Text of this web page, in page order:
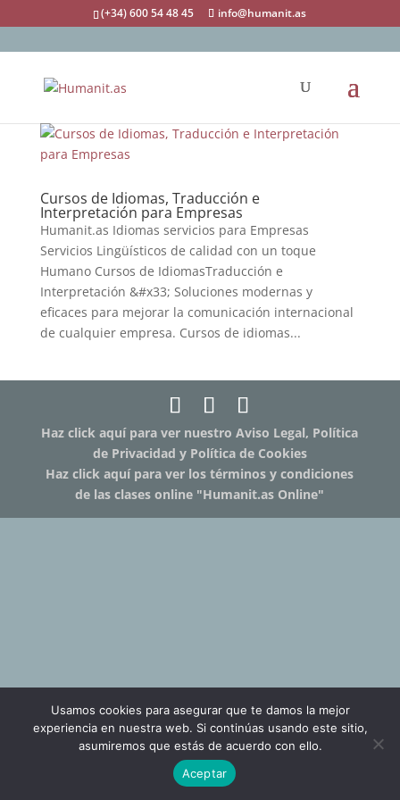
(+34) 600 54 48 45 info@humanit.as
Cursos de Idiomas, Traducción e
Interpretación para Empresas
Humanit.as Idiomas servicios para Empresas
Servicios Lingüísticos de calidad con un toque
Humano Cursos de IdiomasTraducción e
Interpretación &#x33; Soluciones modernas y
eficaces para mejorar la comunicación internacional
de cualquier empresa. Cursos de idiomas...
Haz click aquí para ver nuestro Aviso Legal, Política
de Privacidad y Política de Cookies
Haz click aquí para ver los términos y condiciones
de las clases online "Humanit.as Online"
Usamos cookies para asegurar que te damos la mejor
experiencia en nuestra web. Si continúas usando este sitio,
asumiremos que estás de acuerdo con ello.
Aceptar